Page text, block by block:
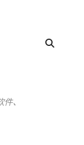
、